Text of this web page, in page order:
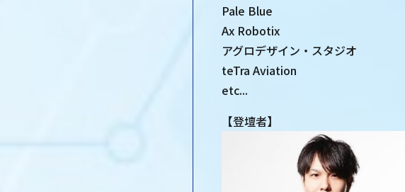
Pale Blue
Ax Robotix
アグロデザイン・スタジオ
teTra Aviation
etc...
【登壇者】